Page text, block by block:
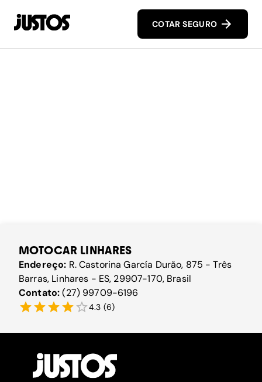
COTAR SEGURO
MOTOCAR LINHARES
Endereço: R. Castorina García Durão, 875 - Três
Barras, Linhares - ES, 29907-170, Brasil
Contato:(27) 99709-6196
4.3 (6)